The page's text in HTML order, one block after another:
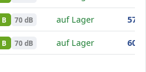
B 70 dB auf Lager 57
B 70 dB auf Lager 60